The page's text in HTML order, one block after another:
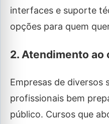
interfaces e suporte
opções para quem
2. Atendimento ao
Empresas de diversos
profissionais bem
público. Cursos que